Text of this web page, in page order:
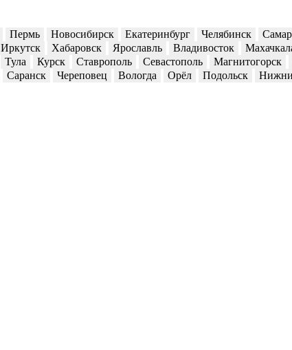
Пермь Новосибирск Екатеринбург Челябинск
Иркутск Хабаровск Ярославль Владивосток
Тула Курск Ставрополь Севастополь Магнитогорск
Саранск Череповец Вологда Орёл Подольск